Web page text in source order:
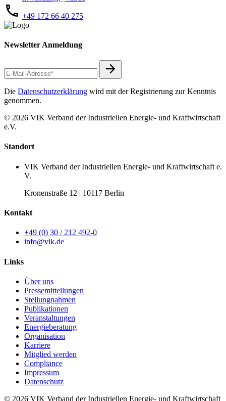
+49 172 66 40 275
Newsletter Anmeldung
Die Datenschutzerklärung wird mit der Registrierung zur Kenntnis
genommen.
© 2026 VIK Verband der Industriellen Energie- und Kraftwirtschaft
e.V.
Standort
VIK Verband der Industriellen Energie- und Kraftwirtschaft e.
V.
Kronenstraße 12 | 10117 Berlin
Kontakt
+49 (0) 30 / 212 492-0
info@vik.de
Links
Über uns
Pressemitteilungen
Stellungnahmen
Publikationen
Veranstaltungen
Energieberatung
Organisation
Karriere
Mitglied werden
Compliance
Impressum
Datenschutz
© 2026 VIK Verband der Industriellen Energie- und Kraftwirtschaft